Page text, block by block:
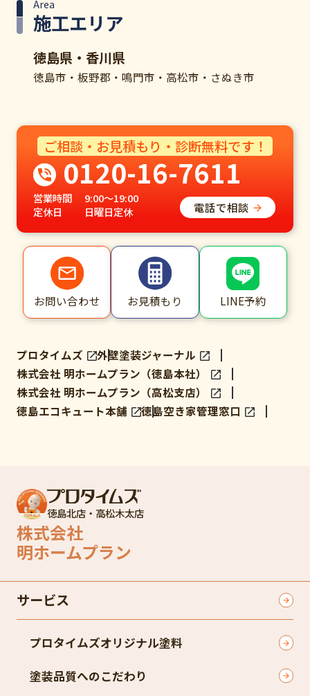
施工エリア
Area
徳島県・香川県
徳島市・板野郡・鳴門市・高松市・さぬき市
ご相談・お見積もり・診断無料です！
0120-16-7611
営業時間
9:00～19:00
定休日
日曜日定休 電話で相談
お問い合わせ お見積もり LINE予約
プロタイムズ
外壁塗装ジャーナル
株式会社 明ホームプラン（徳島本社）
株式会社 明ホームプラン（高松支店）
徳島エコキュート本舗
徳島空き家管理窓口
徳島北店・高松木太店
株式会社
明ホームプラン
サービス
プロタイムズオリジナル塗料
塗装品質へのこだわり